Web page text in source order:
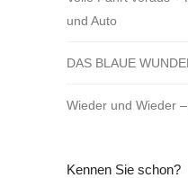
und Auto
DAS BLAUE
Wieder und Wieder
Kennen Sie schon?